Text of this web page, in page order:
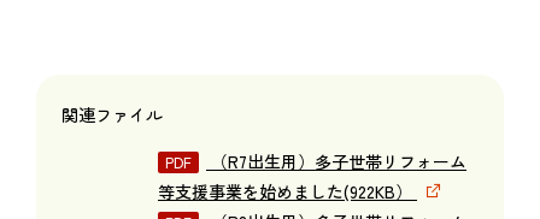
関連ファイル
（R7出生用）多子世帯リフォーム
等支援事業を始めました(922KB）